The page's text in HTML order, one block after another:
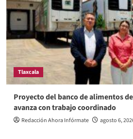
Tlaxcala
Proyecto del banco de alimentos
avanza con trabajo coordinado
Redacción Ahora Infórmate agosto 6,